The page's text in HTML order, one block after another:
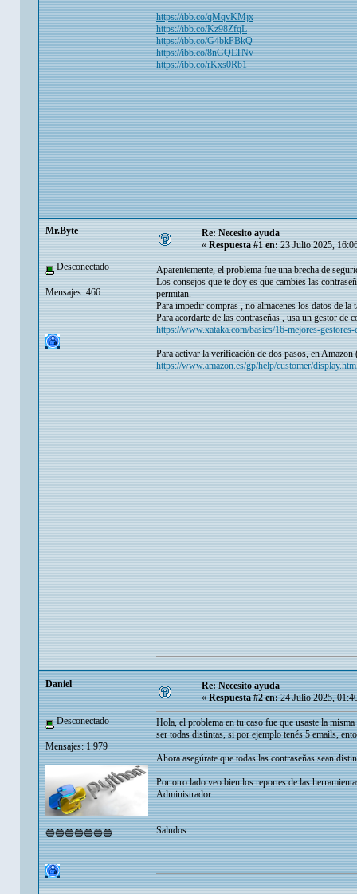
https://ibb.co/qMqvKMjx
https://ibb.co/Kz98ZfqL
https://ibb.co/G4bkPBkQ
https://ibb.co/8nGQLTNv
https://ibb.co/rKxs0Rb1
Mr.Byte
Desconectado
Mensajes: 466
Re: Necesito ayuda
« Respuesta #1 en: 23 Julio 2025,
Aparentemente, el problema fue una brecha de
Los consejos que te doy es que cambies las
permitan.
Para impedir compras , no almacenes los datos de
Para acordarte de las contraseñas , usa un gestor de
https://www.xataka.com/basics/16-mejores-
Para activar la verificación de dos pasos, en
https://www.amazon.es/gp/help/customer/
Danielㅤ
Desconectado
Mensajes: 1.979
🔵🔵🔵🔵🔵🔵🔵
Re: Necesito ayuda
«Respuesta #2 en:24 Julio 2025,
Hola, el problema en tu caso fue que usaste la
ser todas distintas, si por ejemplo tenés 5 emails,
Ahora asegúrate que todas las contraseñas sean
Por otro lado veo bien los reportes de las
Administrador.
Saludos